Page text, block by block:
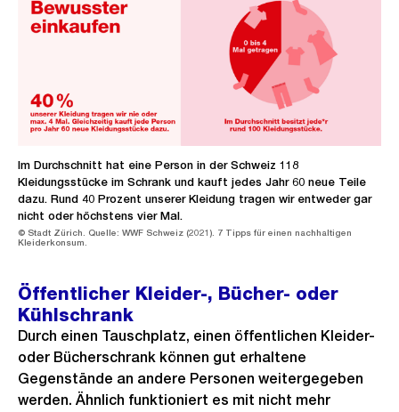
Im Durchschnitt hat eine Person in der Schweiz 118
Kleidungsstücke im Schrank und kauft jedes Jahr 60 neue Teile
dazu. Rund 40 Prozent unserer Kleidung tragen wir entweder gar
nicht oder höchstens vier Mal.
© Stadt Zürich. Quelle: WWF Schweiz (2021). 7 Tipps für einen nachhaltigen
Kleiderkonsum.
Öffentlicher Kleider-, Bücher- oder
Kühlschrank
Durch einen Tauschplatz, einen öffentlichen Kleider-
oder Bücherschrank können gut erhaltene
Gegenstände an andere Personen weitergegeben
werden. Ähnlich funktioniert es mit nicht mehr